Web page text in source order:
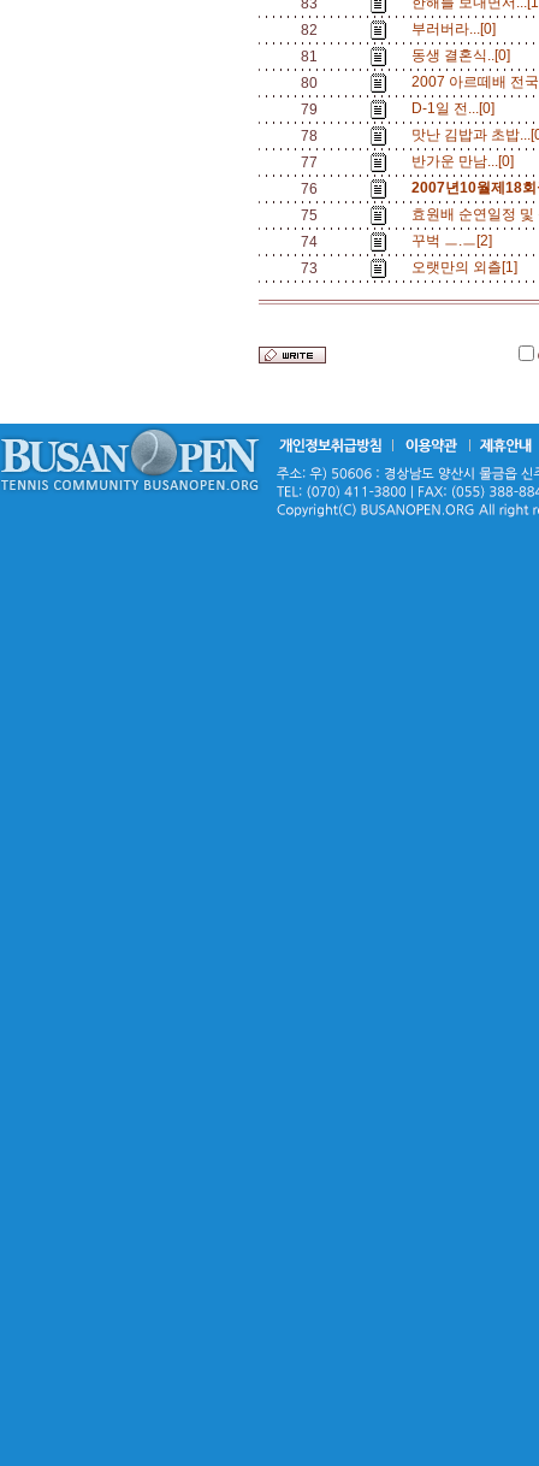
83
82
부러버라...[0]
81
동생 결혼식..[0]
80
2007 아르떼배 전
79
D-1일 전...[0]
78
맛난 김밥과 초밥
77
반가운 만남...[0]
76
2007년10월제18
75
효원배 순연일정
74
꾸벅 ㅡ.ㅡ[2]
73
오랫만의 외츨[1]